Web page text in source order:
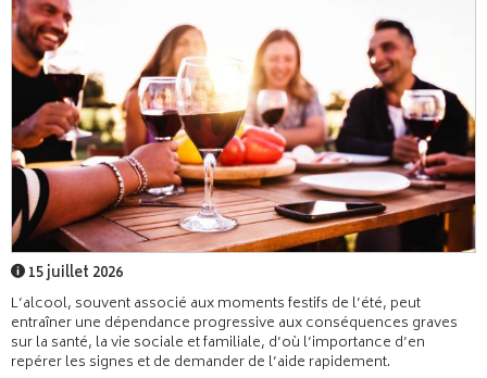
15 juillet 2026
L’alcool, souvent associé aux moments festifs de l’été, peut
entraîner une dépendance progressive aux conséquences graves
sur la santé, la vie sociale et familiale, d’où l’importance d’en
repérer les signes et de demander de l’aide rapidement.